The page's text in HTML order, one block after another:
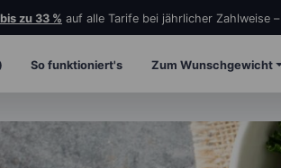
bis zu 33 % auf alle Tarife bei jährlicher Zahlweise –
So funktioniert's Zum Wunschgewicht